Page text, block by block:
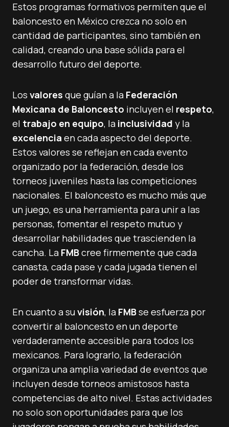
Estos programas formativos permiten que el
baloncesto en México crezca no solo en
cantidad de participantes, sino también en
calidad, creando una base sólida para el
desarrollo futuro del deporte.
Los valores que guían a la Federación
Mexicana de Baloncesto incluyen el respeto,
el trabajo en equipo, la inclusividad y la
excelencia en cada aspecto del deporte.
Estos valores se reflejan en cada evento
organizado por la federación, desde los
torneos juveniles hasta las competiciones
nacionales. El baloncesto es mucho más que
un juego, es una herramienta para unir a las
personas, fomentar el respeto mutuo y
desarrollar habilidades que trascienden la
cancha. La FMBcree firmemente que cada
canasta, cada pase y cada jugada tienen el
poder de transformar vidas.
En cuanto a suvisión, la FMBse esfuerza por
convertir al baloncesto en un deporte
verdaderamente accesible para todos los
mexicanos. Para lograrlo, la federación
organiza una amplia variedad de eventos que
incluyen desde torneos amistosos hasta
competencias de alto nivel. Estas actividades
no solo son oportunidades para que los